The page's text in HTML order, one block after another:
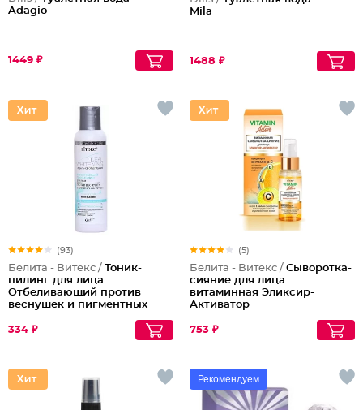
Adagio
1449 ₽
Mila
1488 ₽
(93)
Белита - Витекс / Тоник-
пилинг для лица
Отбеливающий против
веснушек и пигментных
334 ₽
(5)
Белита - Витекс / Сыворотка-
сияние для лица
витаминная Эликсир-
Активатор
753 ₽
Рекомендуем